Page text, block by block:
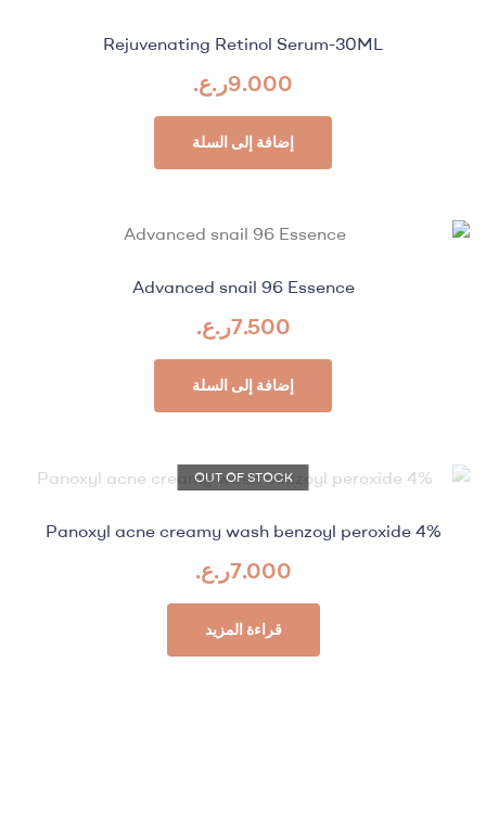
Rejuvenating Retinol Serum-30ML
9.000ر.ع.
إضافة إلى السلة
Advanced snail 96 Essence
7.500ر.ع.
إضافة إلى السلة
OUT OF STOCK
%Panoxyl acne creamy wash benzoyl peroxide 4
7.000ر.ع.
قراءة المزيد